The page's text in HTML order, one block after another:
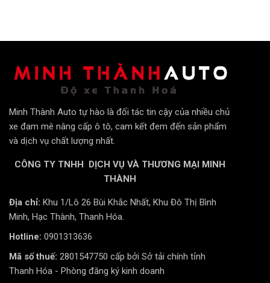
Minh Thành Auto tự hào là đối tác tin cậy của nhiều chủ
xe đam mê nâng cấp ô tô, cam kết đem đến sản phẩm
và dịch vụ chất lượng nhất.
CÔNG TY TNHH DỊCH VỤ VÀ THƯƠNG MẠI MINH
THÀNH
Địa chỉ: Khu 1/Lô 26 Bùi Khắc Nhất, Khu Đô Thị Bình
Minh, Hạc Thành, Thanh Hóa.
Hotline: 0901313636
Mã số thuế: 2801547750 cấp bởi Sở tải chính tỉnh
Thanh Hóa - Phòng đăng ký kinh doanh